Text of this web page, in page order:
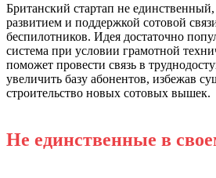
Британский стартап не единственный,
развитием и поддержкой сотовой
беспилотников. Идея достаточно
система при условии грамотной
поможет провести связь в
увеличить базу абонентов, избежав
строительство новых сотовых вышек.
Не единственные в